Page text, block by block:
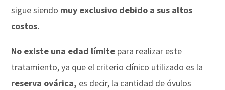
sigue siendo muy exclusivo debido a sus altos
costos.
No existe una edad límite para realizar este
tratamiento, ya que el criterio clínico utilizado es la
reserva ovárica, es decir, la cantidad de óvulos